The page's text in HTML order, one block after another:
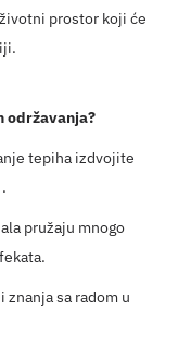
prostor koji će
održavanja?
tepiha izdvojite
pružaju mnogo
znanja sa radom u